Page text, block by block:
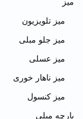
میز
میز تلویزیون
میز جلو مبلی
میز عسلی
میز ناهار خوری
میز کنسول
پارچه مبلی